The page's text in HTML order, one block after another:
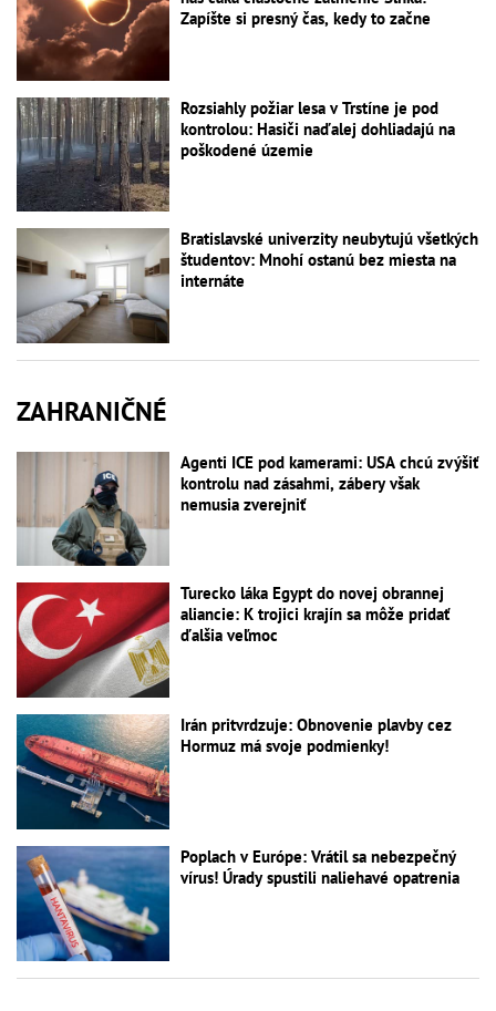
Zapíšte si presný čas, kedy to začne
Rozsiahly požiar lesa v Trstíne je pod
kontrolou: Hasiči naďalej dohliadajú na
poškodené územie
Bratislavské univerzity neubytujú všetkých
študentov: Mnohí ostanú bez miesta na
internáte
ZAHRANIČNÉ
Agenti ICE pod kamerami: USA chcú zvýšiť
kontrolu nad zásahmi, zábery však
nemusia zverejniť
Turecko láka Egypt do novej obrannej
aliancie: K trojici krajín sa môže pridať
ďalšia veľmoc
Irán pritvrdzuje: Obnovenie plavby cez
Hormuz má svoje podmienky!
Poplach v Európe: Vrátil sa nebezpečný
vírus! Úrady spustili naliehavé opatrenia